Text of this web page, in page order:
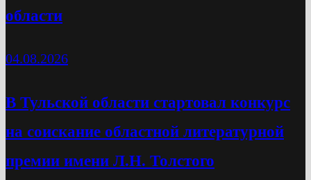
области
04.08.2026
В Тульской области стартовал конкурс
на соискание областной литературной
премии имени Л.Н. Толстого